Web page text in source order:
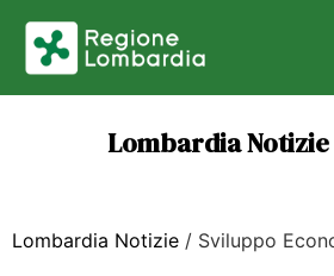
Lombardia Notizie
Lombardia Notizie / Sviluppo